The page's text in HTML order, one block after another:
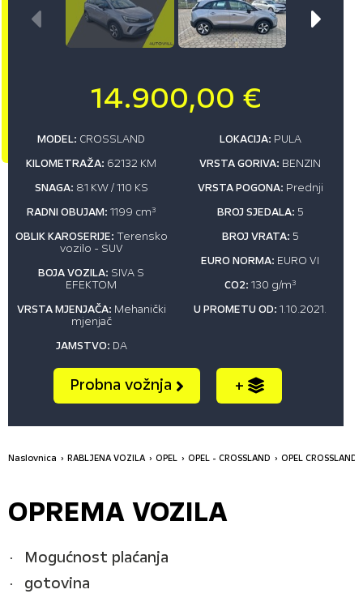
14.900,00 €
MODEL: CROSSLAND
KILOMETRAŽA: 62132 KM
SNAGA: 81 KW / 110 KS
RADNI OBUJAM: 1199 cm3
OBLIK KAROSERIJE: Terensko
vozilo - SUV
BOJA VOZILA: SIVA S
EFEKTOM
VRSTA MJENJAČA: Mehanički
mjenjač
JAMSTVO: DA
LOKACIJA: PULA
VRSTA GORIVA: BENZIN
VRSTA POGONA: Prednji
BROJ SJEDALA: 5
BROJ VRATA: 5
EURO NORMA: EURO VI
CO2:
130 g/m3
U PROMETU OD: 1.10.2021.
Probna vožnja +
Naslovnica RABLJENA VOZILA OPEL OPEL - CROSSLAND OPEL
OPREMA VOZILA
Mogućnost plaćanja
gotovina